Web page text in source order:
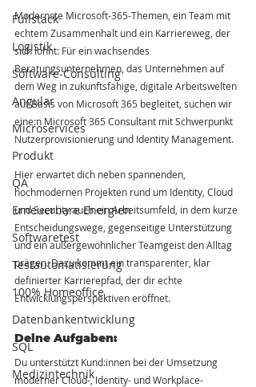
Fullstack
Logistik
Software-Consulting
Angular
Microservices
Produkt
QA
Erneuerbare Energien
Softwaretest
Testautomatisierung
100% Homeoffice
Datenbankentwicklung
SQL
Medizintechnik
Modernste Microsoft-365-Themen, ein Team mit
echtem Zusammenhalt und ein Karriereweg, der
sich lohnt: Für ein wachsendes
Beratungsunternehmen, das Unternehmen auf
dem Weg in zukunftsfähige, digitale Arbeitswelten
auf Basis von Microsoft 365 begleitet, suchen wir
eine:n Microsoft 365 Consultant mit Schwerpunkt
Nutzerprovisionierung und Identity Management.
Hier erwartet dich neben spannenden,
hochmodernen Projekten rund um Identity, Cloud
und Security auch ein Arbeitsumfeld, in dem kurze
Entscheidungswege, gegenseitige Unterstützung
und ein außergewöhnlicher Teamgeist den Alltag
prägen. Dazu kommt ein transparenter, klar
definierter Karrierepfad, der dir echte
Entwicklungsperspektiven eröffnet.
Deine Aufgaben:
Du unterstützt Kund:innen bei der Umsetzung
moderner Cloud-, Identity- und Workplace-